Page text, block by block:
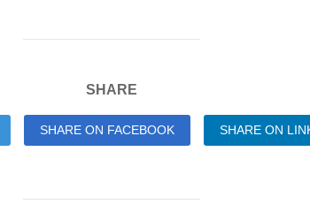
SHARE
SHARE ON FACEBOOK SHARE ON